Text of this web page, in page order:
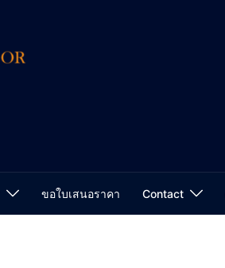
ขอใบเสนอราคา Contact